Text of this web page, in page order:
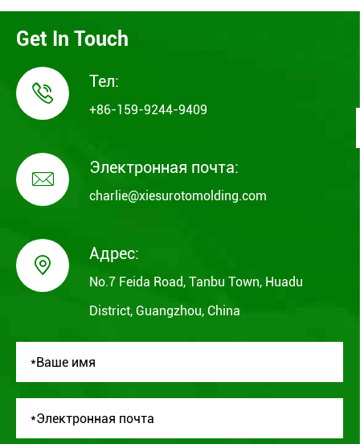
Get In Touch
 Тел:
+86-159-9244-9409
 Электронная почта:
charlie@xiesurotomolding.com
 Адрес:
No.7 Feida Road, Tanbu Town, Huadu
District, Guangzhou, China